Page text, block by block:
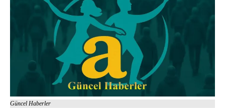
Güncel Haberler